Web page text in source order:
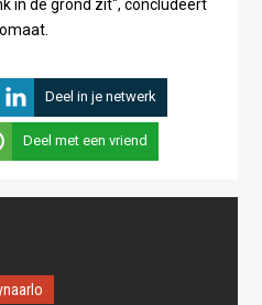
in de grond zit", concludeert
Deel in je netwerk
Deel met een vriend